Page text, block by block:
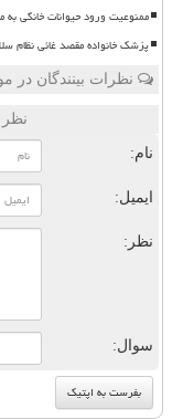
ممنوعیت ورود حیوانات خانگی
پزشک خانواده مقصد غائی نظام
نظرات بینندگان در
نام:
ایمیل:
نظر:
سوال: